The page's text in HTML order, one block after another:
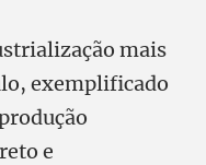
mais
exemplificado
e